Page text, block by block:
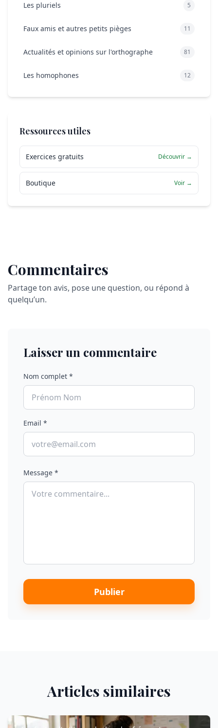
Les pluriels 5
Faux amis et autres petits pièges 11
Actualités et opinions sur l'orthographe 81
Les homophones 12
Ressources utiles
Exercices gratuits Découvrir →
Boutique Voir →
Commentaires
Partage ton avis, pose une question, ou répond à
quelqu’un.
Laisser un commentaire
Nom complet *
Email *
Message *
Publier
Articles similaires